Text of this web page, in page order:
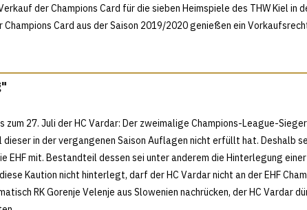
der Champions Card für die sieben Heimspiele des THW Kiel in
Card aus der Saison 2019/2020 genießen ein
27. Juli der HC Vardar: Der zweimalige Champions-League-
dieser in der vergangenen Saison Auflagen nicht erfüllt hat. Deshalb
mit. Bestandteil dessen sei unter anderem die Hinterlegung
Kaution nicht hinterlegt, darf der HC Vardar nicht an der EHF
RK Gorenje Velenje aus Slowenien nachrücken, der HC Vardar